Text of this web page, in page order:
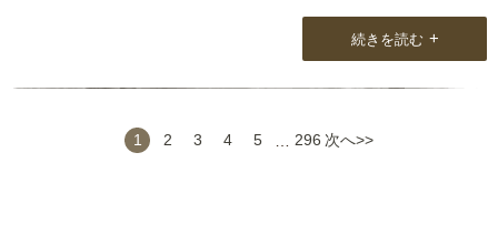
けて出掛けたいと思います。
続きを読む +
1 2 3 4 5 296 次へ>>